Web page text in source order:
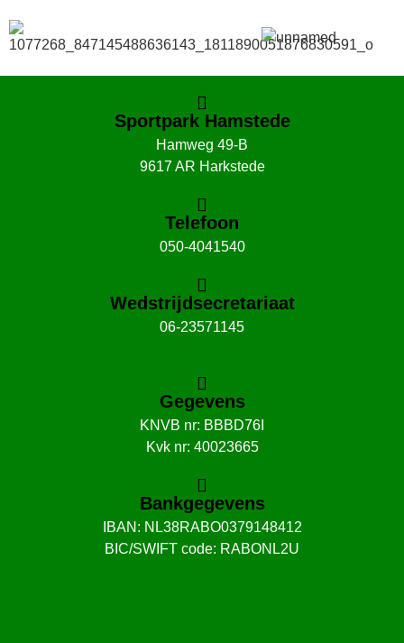
Sportpark Hamstede
Hamweg 49-B
9617 AR Harkstede
Telefoon
050-4041540
Wedstrijdsecretariaat
06-23571145
Gegevens
KNVB nr: BBBD76I
Kvk nr: 40023665
Bankgegevens
IBAN: NL38RABO0379148412
BIC/SWIFT code: RABONL2U